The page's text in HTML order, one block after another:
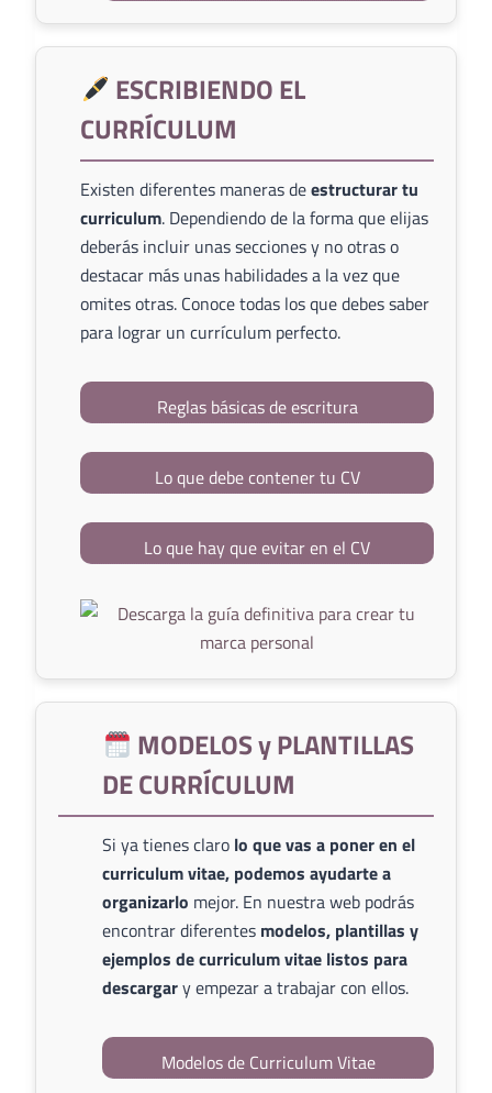
ESCRIBIENDO EL
CURRÍCULUM
Existen diferentes maneras deestructurar tu
curriculum. Dependiendo de la forma que elijas
deberás incluir unas secciones y no otras o
destacar más unas habilidades a la vez que
omites otras. Conoce todas los que debes saber
para lograr un currículum perfecto.
Reglas básicas de escritura
Lo que debe contener tu CV
Lo que hay que evitar en el CV
MODELOS y PLANTILLAS
DE CURRÍCULUM
Si ya tienes claro lo que vas a poner en el
curriculum vitae, podemos ayudarte a
organizarlo mejor. En nuestra web podrás
encontrar diferentes modelos, plantillas y
ejemplos de curriculum vitae listos para
descargary empezar a trabajar con ellos.
Modelos de Curriculum Vitae